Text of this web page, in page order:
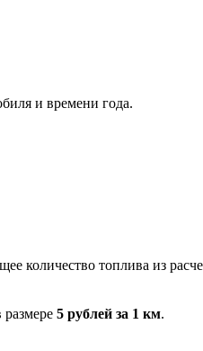
и времени года.
количество топлива из
5 рублей за 1 км.